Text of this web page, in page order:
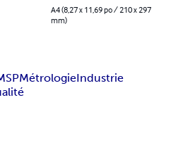
A4 (8,27 x 11,69 po / 210 x 297
mm)
MétrologieIndustrie